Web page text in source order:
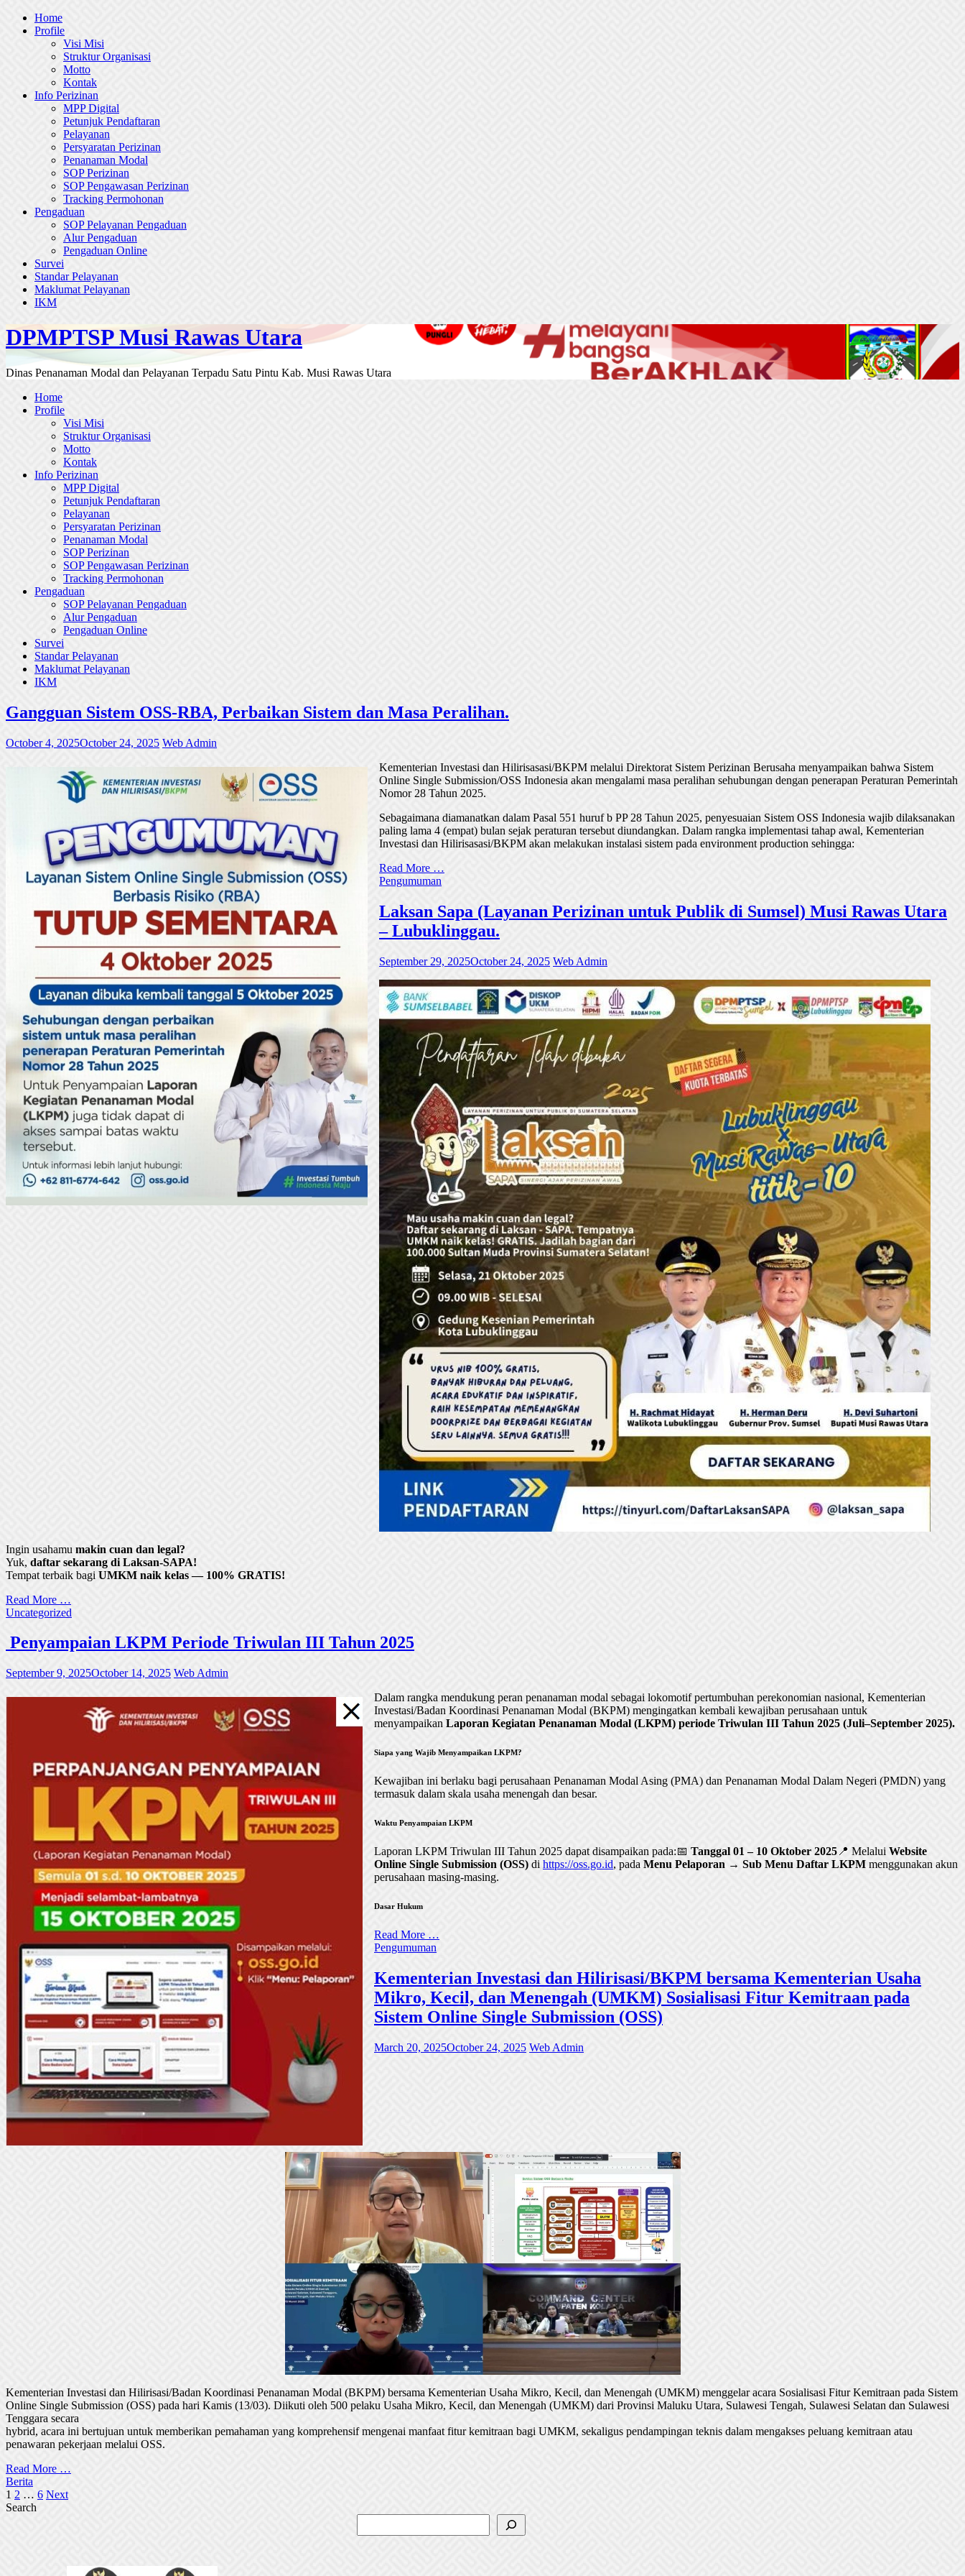
Skip
Home
Profile
Visi Misi
Struktur Organisasi
Motto
Kontak
Info Perizinan
MPP Digital
Petunjuk Pendaftaran
Pelayanan
Persyaratan Perizinan
Penanaman Modal
SOP Perizinan
SOP Pengawasan Perizinan
Tracking Permohonan
Pengaduan
SOP Pelayanan Pengaduan
Alur Pengaduan
Pengaduan Online
Survei
Standar Pelayanan
Maklumat Pelayanan
IKM
DPMPTSP Musi Rawas Utara
Dinas Penanaman Modal dan Pelayanan Terpadu Satu Pintu Kab. Musi Rawas Utara
Home
Profile
Visi Misi
Struktur Organisasi
Motto
Kontak
Info Perizinan
MPP Digital
Petunjuk Pendaftaran
Pelayanan
Persyaratan Perizinan
Penanaman Modal
SOP Perizinan
SOP Pengawasan Perizinan
Tracking Permohonan
Pengaduan
SOP Pelayanan Pengaduan
Alur Pengaduan
Pengaduan Online
Survei
Standar Pelayanan
Maklumat Pelayanan
IKM
Gangguan Sistem OSS-RBA, Perbaikan Sistem dan Masa Peralihan.
October 4, 2025October 24, 2025 Web Admin
Kementerian Investasi dan Hilirisasasi/BKPM melalui Direktorat Sistem Perizinan Berusaha menyampaikan bahwa Sistem
Online Single Submission/OSS Indonesia akan mengalami masa peralihan sehubungan dengan penerapan Peraturan Pemerintah
Nomor 28 Tahun 2025.
Sebagaimana diamanatkan dalam Pasal 551 huruf b PP 28 Tahun 2025, penyesuaian Sistem OSS Indonesia wajib dilaksanakan
paling lama 4 (empat) bulan sejak peraturan tersebut diundangkan. Dalam rangka implementasi tahap awal, Kementerian
Investasi dan Hilirisasasi/BKPM akan melakukan instalasi sistem pada environment production sehingga:
Read More …
Pengumuman
Laksan Sapa (Layanan Perizinan untuk Publik di Sumsel) Musi Rawas Utara
– Lubuklinggau.
September 29, 2025October 24, 2025 Web Admin
Ingin usahamu makin cuan dan legal?
Yuk, daftar sekarang di Laksan-SAPA!
Tempat terbaik bagi UMKM naik kelas — 100% GRATIS!
Read More …
Uncategorized
Penyampaian LKPM Periode Triwulan III Tahun 2025
September 9, 2025October 14, 2025 Web Admin
Dalam rangka mendukung peran penanaman modal sebagai lokomotif pertumbuhan perekonomian nasional, Kementerian
Investasi/Badan Koordinasi Penanaman Modal (BKPM) mengingatkan kembali kewajiban perusahaan untuk
menyampaikan Laporan Kegiatan Penanaman Modal (LKPM) periode Triwulan III Tahun 2025 (Juli–September 2025).
Siapa yang Wajib Menyampaikan LKPM?
Kewajiban ini berlaku bagi perusahaan Penanaman Modal Asing (PMA) dan Penanaman Modal Dalam Negeri (PMDN) yang
termasuk dalam skala usaha menengah dan besar.
Waktu Penyampaian LKPM
Laporan LKPM Triwulan III Tahun 2025 dapat disampaikan pada:📅 Tanggal 01 – 10 Oktober 2025 📍 Melalui Website
Online Single Submission (OSS) di https://oss.go.id, pada Menu Pelaporan → Sub Menu Daftar LKPM menggunakan akun
perusahaan masing-masing.
Dasar Hukum
Read More …
Pengumuman
Kementerian Investasi dan Hilirisasi/BKPM bersama Kementerian Usaha
Mikro, Kecil, dan Menengah (UMKM) Sosialisasi Fitur Kemitraan pada
Sistem Online Single Submission (OSS)
March 20, 2025October 24, 2025 Web Admin
Kementerian Investasi dan Hilirisasi/Badan Koordinasi Penanaman Modal (BKPM) bersama Kementerian Usaha Mikro, Kecil, dan Menengah (UMKM) menggelar acara Sosialisasi Fitur Kemitraan pada Sistem
Online Single Submission (OSS) pada hari Kamis (13/03). Diikuti oleh 500 pelaku Usaha Mikro, Kecil, dan Menengah (UMKM) dari Provinsi Maluku Utara, Sulawesi Tengah, Sulawesi Selatan dan Sulawesi
Tenggara secara
hybrid, acara ini bertujuan untuk memberikan pemahaman yang komprehensif mengenai manfaat fitur kemitraan bagi UMKM, sekaligus pendampingan teknis dalam mengakses peluang kemitraan atau
penawaran pekerjaan melalui OSS.
Read More …
Berita
Posts
pagination
1 2 … 6 Next
Search